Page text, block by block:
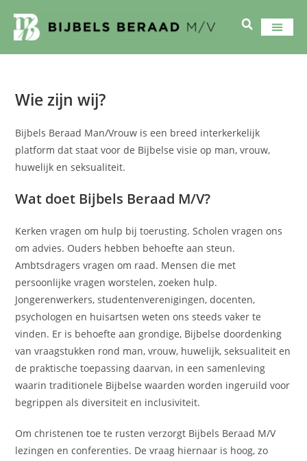
Wie zijn wij?
Bijbels Beraad Man/Vrouw is een breed interkerkelijk
platform dat staat voor de Bijbelse visie op man, vrouw,
huwelijk en seksualiteit.
Wat doet Bijbels Beraad M/V?
Kerken vragen om hulp bij toerusting. Scholen vragen ons
om advies. Ouders hebben behoefte aan steun.
Ambtsdragers vragen om raad. Mensen die met
persoonlijke vragen worstelen, zoeken hulp.
Jongerenwerkers, studentenverenigingen, docenten,
psychologen en huisartsen weten ons steeds vaker te
vinden. Er is behoefte aan grondige, Bijbelse doordenking
van vraagstukken rond man, vrouw, huwelijk, seksualiteit en
de praktische toepassing daarvan, in een samenleving
waarin traditionele Bijbelse waarden worden ingeruild voor
begrippen als diversiteit en inclusiviteit.
Om christenen toe te rusten verzorgt Bijbels Beraad M/V
lezingen en conferenties. De vraag hiernaar is hoog, zo